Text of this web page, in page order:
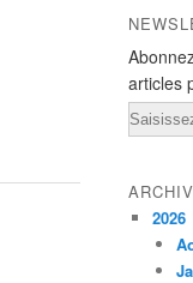
articles
Email
2026